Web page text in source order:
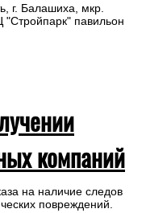
г. Балашиха, мкр.
павильон
компаний
на наличие следов
повреждений.